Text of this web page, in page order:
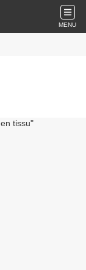
MENU